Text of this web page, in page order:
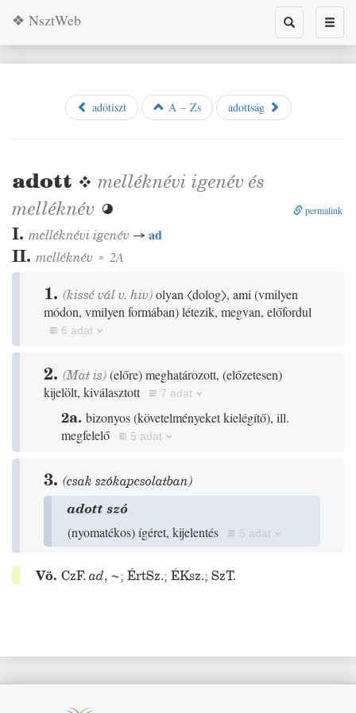
Toggle
search
❖ NsztWeb
adótiszt A – Zs adottság
adott ❖ melléknévi igenév és
melléknév  permalink
I. melléknévi igenév → ad
II. melléknév ◦ 2A
1. (kisséválv. hiv)olyan 〈dolog〉, ami (vmilyen
módon, vmilyen formában)létezik, megvan, előfordul
6 adat
2. (Matis)(előre)meghatározott, (előzetesen)
kijelölt, kiválasztott
7 adat
2a. bizonyos(követelményeket kielégítő), ill.
megfelelő
5 adat
3. (csak szókapcsolatban)
adott szó
(nyomatékos)ígéret, kijelentés 5 adat
Vö. CzF. ad, ~; ÉrtSz.; ÉKsz.; SzT.